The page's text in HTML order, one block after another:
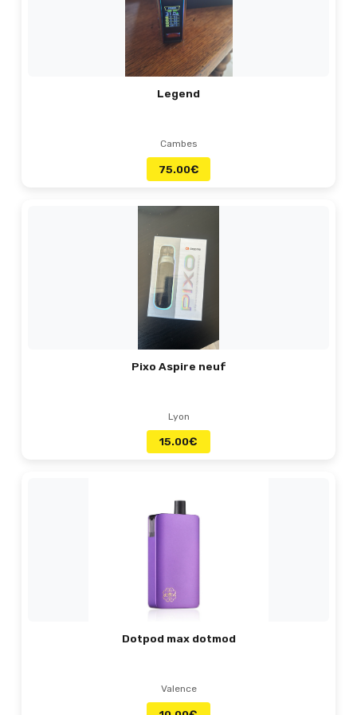
Legend
Cambes
75.00€
Pixo Aspire neuf
Lyon
15.00€
Dotpod max dotmod
Valence